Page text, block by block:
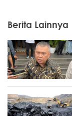
Berita Lainnya